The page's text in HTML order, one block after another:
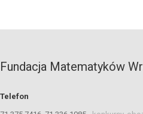
Fundacja Matematyków
Telefon